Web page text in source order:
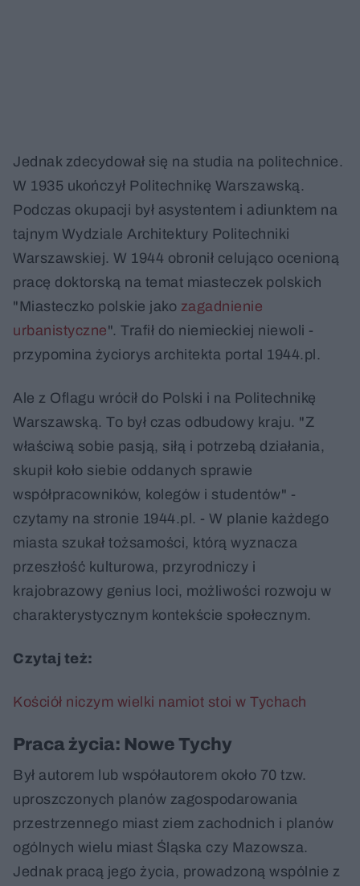
Jednak zdecydował się na studia na politechnice.
W 1935 ukończył Politechnikę Warszawską.
Podczas okupacji był asystentem i adiunktem na
tajnym Wydziale Architektury Politechniki
Warszawskiej. W 1944 obronił celująco ocenioną
pracę doktorską na temat miasteczek polskich
"Miasteczko polskie jako zagadnienie
urbanistyczne". Trafił do niemieckiej niewoli -
przypomina życiorys architekta portal 1944.pl.
Ale z Oflagu wrócił do Polski i na Politechnikę
Warszawską. To był czas odbudowy kraju. "Z
właściwą sobie pasją, siłą i potrzebą działania,
skupił koło siebie oddanych sprawie
współpracowników, kolegów i studentów" -
czytamy na stronie 1944.pl. - W planie każdego
miasta szukał tożsamości, którą wyznacza
przeszłość kulturowa, przyrodniczy i
krajobrazowy genius loci, możliwości rozwoju w
charakterystycznym kontekście społecznym.
Czytaj też:
Kościół niczym wielki namiot stoi w Tychach
Praca życia: Nowe Tychy
Był autorem lub współautorem około 70 tzw.
uproszczonych planów zagospodarowania
przestrzennego miast ziem zachodnich i planów
ogólnych wielu miast Śląska czy Mazowsza.
Jednak pracą jego życia, prowadzoną wspólnie z